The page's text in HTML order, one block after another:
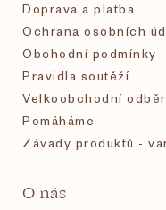
Doprava a platba
Ochrana osobních
Obchodní podmínky
Pravidla soutěží
Velkoobchodní odběr
Pomáháme
Závady produktů -
O nás